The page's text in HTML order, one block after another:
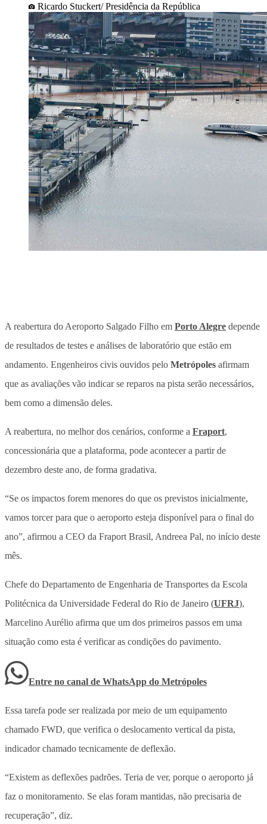
Ricardo Stuckert/ Presidência da República
A reabertura do Aeroporto Salgado Filho em Porto Alegre depende
de resultados de testes e análises de laboratório que estão em
andamento. Engenheiros civis ouvidos pelo Metrópoles afirmam
que as avaliações vão indicar se reparos na pista serão necessários,
bem como a dimensão deles.
A reabertura, no melhor dos cenários, conforme a Fraport,
concessionária que a plataforma, pode acontecer a partir de
dezembro deste ano, de forma gradativa.
“Se os impactos forem menores do que os previstos inicialmente,
vamos torcer para que o aeroporto esteja disponível para o final do
ano”, afirmou a CEO da Fraport Brasil, Andreea Pal, no início deste
mês.
Chefe do Departamento de Engenharia de Transportes da Escola
Politécnica da Universidade Federal do Rio de Janeiro (UFRJ),
Marcelino Aurélio afirma que um dos primeiros passos em uma
situação como esta é verificar as condições do pavimento.
Entre no canal de WhatsApp do Metrópoles
Essa tarefa pode ser realizada por meio de um equipamento
chamado FWD, que verifica o deslocamento vertical da pista,
indicador chamado tecnicamente de deflexão.
“Existem as deflexões padrões. Teria de ver, porque o aeroporto já
faz o monitoramento. Se elas foram mantidas, não precisaria de
recuperação”, diz.